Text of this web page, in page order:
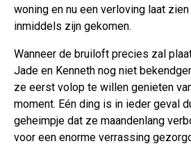
woning en nu een verloving laat
inmiddels zijn gekomen.
Wanneer de bruiloft precies zal
Jade en Kenneth nog niet
ze eerst volop te willen genieten
moment. Eén ding is in ieder geval
geheimpje dat ze maandenlang
voor een enorme verrassing